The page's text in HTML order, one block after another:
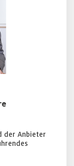
der Anbieter